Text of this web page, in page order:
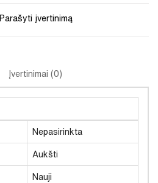
Parašyti įvertinimą
Įvertinimai (0)
Nepasirinkta
Aukšti
Nauji